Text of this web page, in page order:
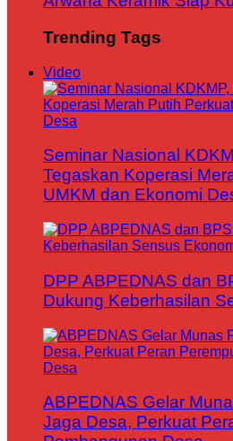
Trending Tags
Video
Seminar Nasional
Tegaskan Koperasi
UMKM dan Ekonomi
DPP ABPEDNAS dan
Dukung Keberhasilan
ABPEDNAS Gelar
Jaga Desa, Perkuat